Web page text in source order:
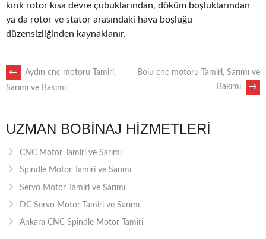
kırık rotor kısa devre çubuklarından, döküm boşluklarından
ya da rotor ve stator arasındaki hava boşluğu
düzensizliğinden kaynaklanır.
POST
←
Aydın cnc motoru Tamiri,
Sarımı ve Bakımı
Bolu cnc motoru Tamiri, Sarımı ve
Bakımı
→
UZMAN BOBINAJ HIZMETLERI
CNC Motor Tamiri ve Sarımı
Spindle Motor Tamiri ve Sarımı
Servo Motor Tamiri ve Sarımı
DC Servo Motor Tamiri ve Sarımı
Ankara CNC Spindle Motor Tamiri